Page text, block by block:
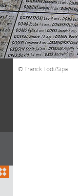
Franck Lodi/Sipa